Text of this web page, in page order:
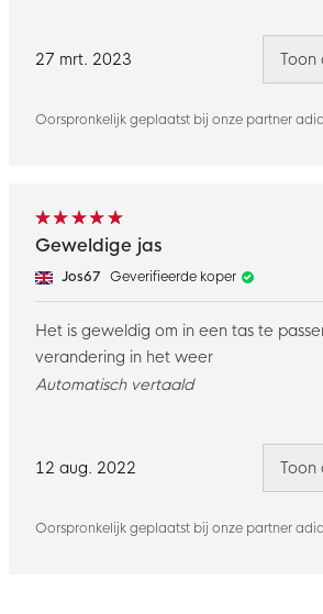
27 mrt. 2023
Oorspronkelijk geplaatst bij onze partner
Toon
12 aug. 2022
Oorspronkelijk geplaatst bij onze partner
Geweldige jas
Jos67 Geverifieerde koper
Het is geweldig om in een tas te
verandering in het weer
Automatisch vertaald
Toon